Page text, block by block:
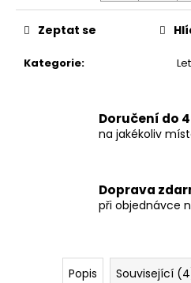
Kategorie:
Zeptat se
Doručení do
na jakékoliv
Doprava
při objednávce
Popis Související
Kč